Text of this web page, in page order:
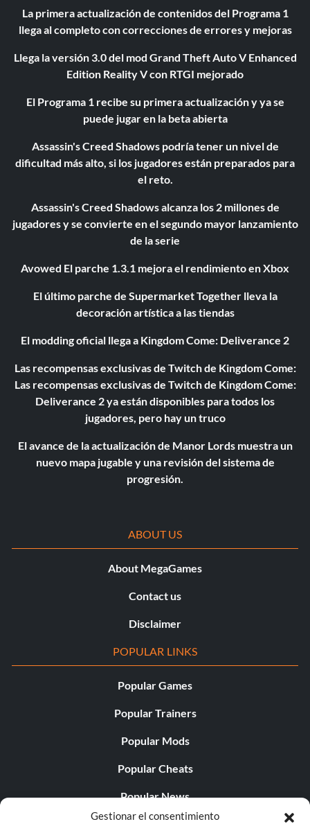
Gestionar el consentimiento
La primera actualización de contenidos del Programa 1
llega al completo con correcciones de errores y mejoras
Llega la versión 3.0 del mod Grand Theft Auto V Enhanced
Edition Reality V con RTGI mejorado
El Programa 1 recibe su primera actualización y ya se
puede jugar en la beta abierta
Assassin's Creed Shadows podría tener un nivel de
dificultad más alto, si los jugadores están preparados para
el reto.
Assassin's Creed Shadows alcanza los 2 millones de
jugadores y se convierte en el segundo mayor lanzamiento
de la serie
Avowed El parche 1.3.1 mejora el rendimiento en Xbox
El último parche de Supermarket Together lleva la
decoración artística a las tiendas
El modding oficial llega a Kingdom Come: Deliverance 2
Las recompensas exclusivas de Twitch de Kingdom Come:
Las recompensas exclusivas de Twitch de Kingdom Come:
Deliverance 2 ya están disponibles para todos los
jugadores, pero hay un truco
El avance de la actualización de Manor Lords muestra un
nuevo mapa jugable y una revisión del sistema de
progresión.
ABOUT US
About MegaGames
Contact us
Disclaimer
POPULAR LINKS
Popular Games
Popular Trainers
Popular Mods
Popular Cheats
Popular News
Popular Editorials